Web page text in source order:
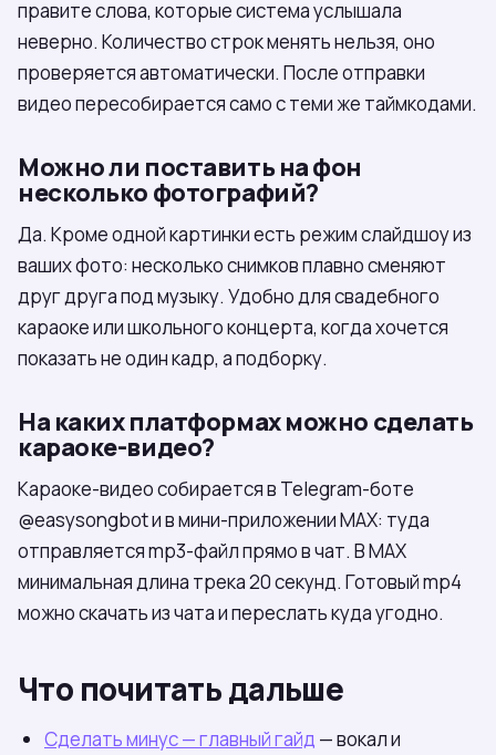
правите слова, которые система услышала
неверно. Количество строк менять нельзя, оно
проверяется автоматически. После отправки
видео пересобирается само с теми же таймкодами.
Можно ли поставить на фон
несколько фотографий?
Да. Кроме одной картинки есть режим слайдшоу из
ваших фото: несколько снимков плавно сменяют
друг друга под музыку. Удобно для свадебного
караоке или школьного концерта, когда хочется
показать не один кадр, а подборку.
На каких платформах можно сделать
караоке-видео?
Караоке-видео собирается в Telegram-боте
@easysongbot и в мини-приложении МАХ: туда
отправляется mp3-файл прямо в чат. В МАХ
минимальная длина трека 20 секунд. Готовый mp4
можно скачать из чата и переслать куда угодно.
Что почитать дальше
Сделать минус — главный гайд — вокал и